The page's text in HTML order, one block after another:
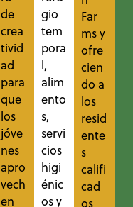
de
crea
tivid
ad
para
que
los
jóve
nes
apro
vech
en
gio
tem
pora
l,
alim
ento
s,
servi
cios
higi
énic
os y
Far
ms y
ofre
cien
do a
los
resid
ente
s
califi
cad
os